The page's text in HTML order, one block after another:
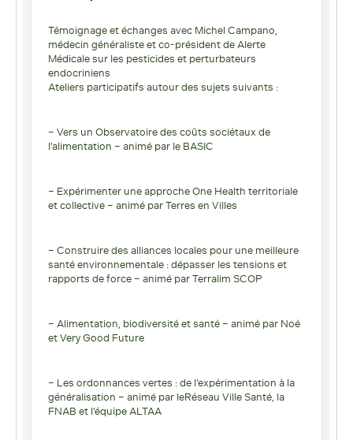
Témoignage et échanges avec Michel Campano,
médecin généraliste et co-président de Alerte
Médicale sur les pesticides et perturbateurs
endocriniens
Ateliers participatifs autour des sujets suivants :
– Vers un Observatoire des coûts sociétaux de
l’alimentation – animé par le BASIC
– Expérimenter une approche One Health territoriale
et collective – animé par Terres en Villes
– Construire des alliances locales pour une meilleure
santé environnementale : dépasser les tensions et
rapports de force – animé par Terralim SCOP
– Alimentation, biodiversité et santé – animé par Noé
et Very Good Future
– Les ordonnances vertes : de l’expérimentation à la
généralisation – animé par leRéseau Ville Santé, la
FNAB et l’équipe ALTAA